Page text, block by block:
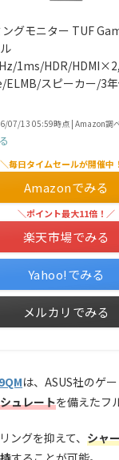
ングモニター TUF
1ms/HDR/
スピーカー/3
07/13 05:59時点 | Amazon調べ
＼毎日タイムセールが開催中
Amazonでみる
＼ポイント最大11倍！／
楽天市場でみる
Yahoo!でみる
メルカリでみる
は、ASUS社のゲ
ュレートを備えたフ
ングを抑えて、 シャ